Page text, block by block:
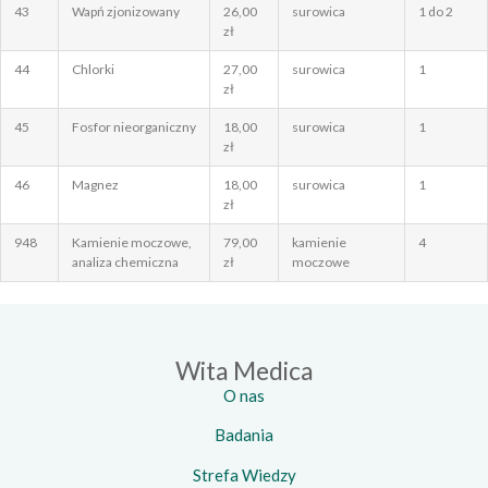
43 Wapń zjonizowany
26,00
zł
surowica 1 do 2
44 Chlorki
27,00
zł
surowica 1
45 Fosfor nieorganiczny
18,00
zł
surowica 1
46 Magnez
18,00
zł
surowica 1
948
Kamienie moczowe,
analiza chemiczna
79,00
zł
kamienie
moczowe
4
Wita Medica
O nas
Badania
Strefa Wiedzy